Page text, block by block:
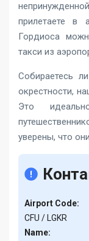
прилетаете в
Гордиоса
такси из
Собираетесь
окрестности,
Это
уверены, что
Airport Code:
CFU / LGKR
Name: